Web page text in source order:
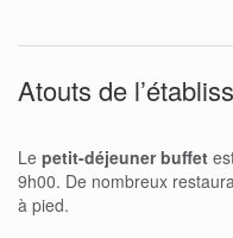
Atouts de
Le petit-déjeuner buffet
9h00. De nombreux
à pied.